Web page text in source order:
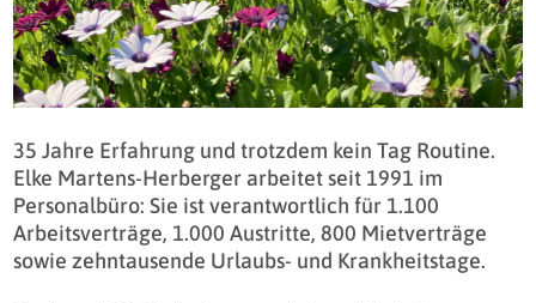
35 Jahre Erfahrung und trotzdem kein Tag Routine.
Elke Martens-Herberger arbeitet seit 1991 im
Personalbüro: Sie ist verantwortlich für 1.100
Arbeitsverträge, 1.000 Austritte, 800 Mietverträge
sowie zehntausende Urlaubs- und Krankheitstage.